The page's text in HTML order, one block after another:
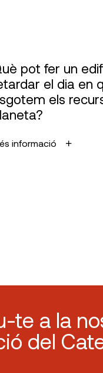
pot fer un
el dia en
els
informació
te a la
del